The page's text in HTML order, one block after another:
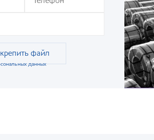
файл
данных